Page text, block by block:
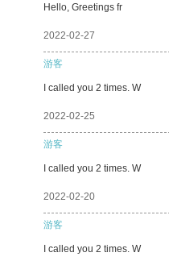
Hello, Greetings fr
2022-02-27
游客
I called you 2 times. W
2022-02-25
游客
I called you 2 times. W
2022-02-20
游客
I called you 2 times. W